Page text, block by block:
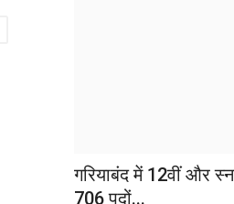
गरियाबंद में 12वीं और
706 पदों...